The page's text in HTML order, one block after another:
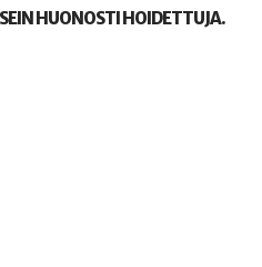
HUONOSTI HOIDETTUJA.